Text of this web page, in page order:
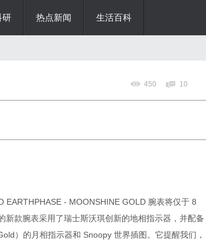
研 热点新闻 生活百科
450 10
- MOONSHINE GOLD 腕表将仅于 8
新款腕表采用了瑞士斯沃琪创新的地相指示器，并配备
）的月相指示器和 Snoopy 世界插图。它提醒我们，